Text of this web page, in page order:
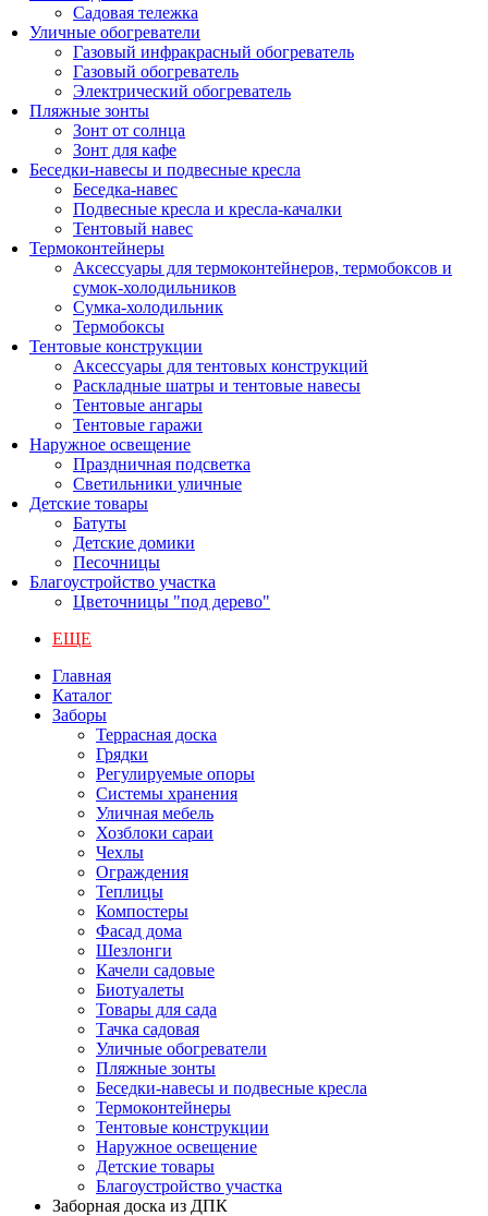
Садовая тележка
Уличные обогреватели
Газовый инфракрасный обогреватель
Газовый обогреватель
Электрический обогреватель
Пляжные зонты
Зонт от солнца
Зонт для кафе
Беседки-навесы и подвесные кресла
Беседка-навес
Подвесные кресла и кресла-качалки
Тентовый навес
Термоконтейнеры
Аксессуары для термоконтейнеров, термобоксов и
сумок-холодильников
Сумка-холодильник
Термобоксы
Тентовые конструкции
Аксессуары для тентовых конструкций
Раскладные шатры и тентовые навесы
Тентовые ангары
Тентовые гаражи
Наружное освещение
Праздничная подсветка
Светильники уличные
Детские товары
Батуты
Детские домики
Песочницы
Благоустройство участка
Цветочницы "под дерево"
ЕЩЕ
Главная
Каталог
Заборы
Террасная доска
Грядки
Регулируемые опоры
Системы хранения
Уличная мебель
Хозблоки сараи
Чехлы
Ограждения
Теплицы
Компостеры
Фасад дома
Шезлонги
Качели садовые
Биотуалеты
Товары для сада
Тачка садовая
Уличные обогреватели
Пляжные зонты
Беседки-навесы и подвесные кресла
Термоконтейнеры
Тентовые конструкции
Наружное освещение
Детские товары
Благоустройство участка
Заборная доска из ДПК